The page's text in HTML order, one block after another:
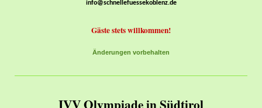
info@schnellefuessekoblenz.de
Gäste stets willkommen!
Änderungen vorbehalten
IVV Olympiade in Südtirol